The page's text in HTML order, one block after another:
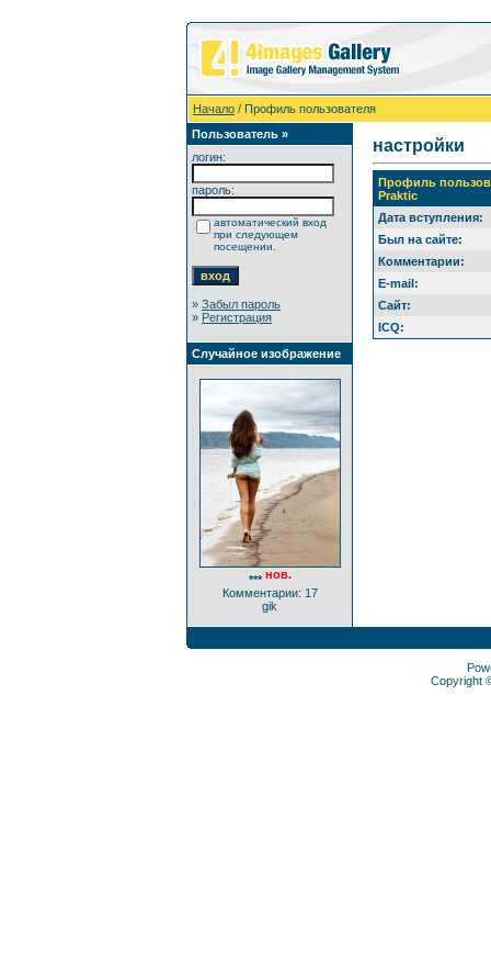
Начало / Профиль пользователя
Пользователь »
логин:
пароль:
автоматический вход
при следующем
посещении.
» Забыл пароль
» Регистрация
Случайное изображение
*** нов.
Комментарии: 17
gik
настройки
Профиль
Praktic
Дата вступления:
Был на сайте:
Комментарии:
E-mail:
Сайт:
ICQ:
Copyright